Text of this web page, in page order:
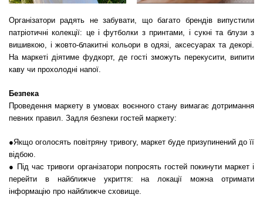
Організатори радять не забувати, що багато брендів випустили
патріотичні колекції: це і футболки з принтами, і сукні та блузи з
вишивкою, і жовто-блакитні кольори в одязі, аксесуарах та декорі.
На маркеті діятиме фудкорт, де гості зможуть перекусити, випити
каву чи прохолодні напої.
Безпека
Проведення маркету в умовах воєнного стану вимагає дотримання
певних правил. Задля безпеки гостей маркету:
●Якщо оголосять повітряну тривогу, маркет буде призупинений до її
відбою.
● Під час тривоги організатори попросять гостей покинути маркет і
перейти в найближче укриття: на локації можна отримати
інформацію про найближче сховище.